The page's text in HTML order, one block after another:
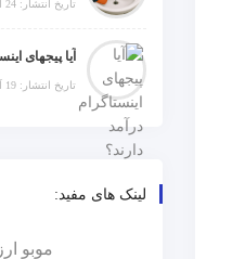
تاریخ انتشار: 24 آذر 1404
تاریخ انتشار: 19 آذر 1404
لینک های مفید:
موبو ارز